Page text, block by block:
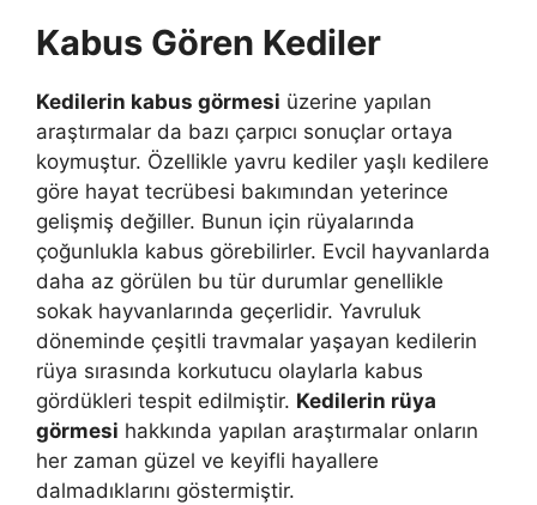
Kabus Gören Kediler
Kedilerin kabus görmesi üzerine yapılan
araştırmalar da bazı çarpıcı sonuçlar ortaya
koymuştur. Özellikle yavru kediler yaşlı kedilere
göre hayat tecrübesi bakımından yeterince
gelişmiş değiller. Bunun için rüyalarında
çoğunlukla kabus görebilirler. Evcil hayvanlarda
daha az görülen bu tür durumlar genellikle
sokak hayvanlarında geçerlidir. Yavruluk
döneminde çeşitli travmalar yaşayan kedilerin
rüya sırasında korkutucu olaylarla kabus
gördükleri tespit edilmiştir. Kedilerin rüya
görmesi hakkında yapılan araştırmalar onların
her zaman güzel ve keyifli hayallere
dalmadıklarını göstermiştir.